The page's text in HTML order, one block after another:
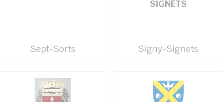
Sept-Sorts
SIGNETS
Signy-Signets